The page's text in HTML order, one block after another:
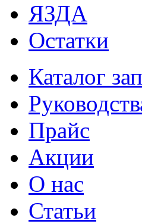
ЯЗДА
Остатки
Каталог
Прайс
Акции
О нас
Статьи